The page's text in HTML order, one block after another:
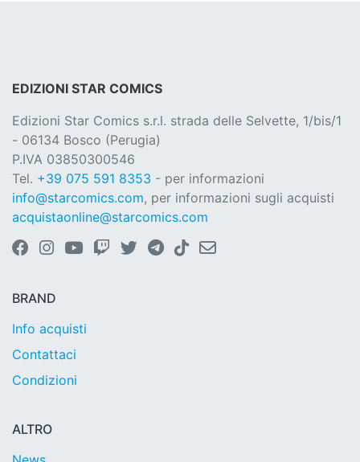
EDIZIONI STAR COMICS
Edizioni Star Comics s.r.l. strada delle Selvette, 1/bis/1
- 06134 Bosco (Perugia)
P.IVA 03850300546
Tel. +39 075 591 8353 - per informazioni
info@starcomics.com, per informazioni sugli acquisti
acquistaonline@starcomics.com
BRAND
Info acquisti
Contattaci
Condizioni
ALTRO